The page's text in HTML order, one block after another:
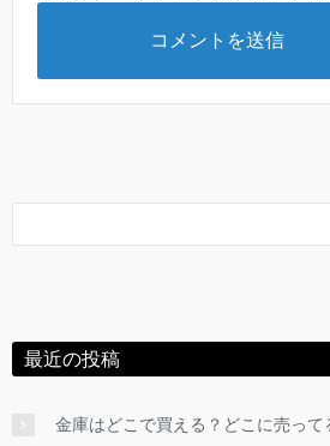
最近の投稿
金庫はどこで買える？どこに売って